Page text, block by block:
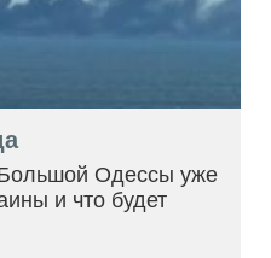
Большой Одессы уже
и что будет